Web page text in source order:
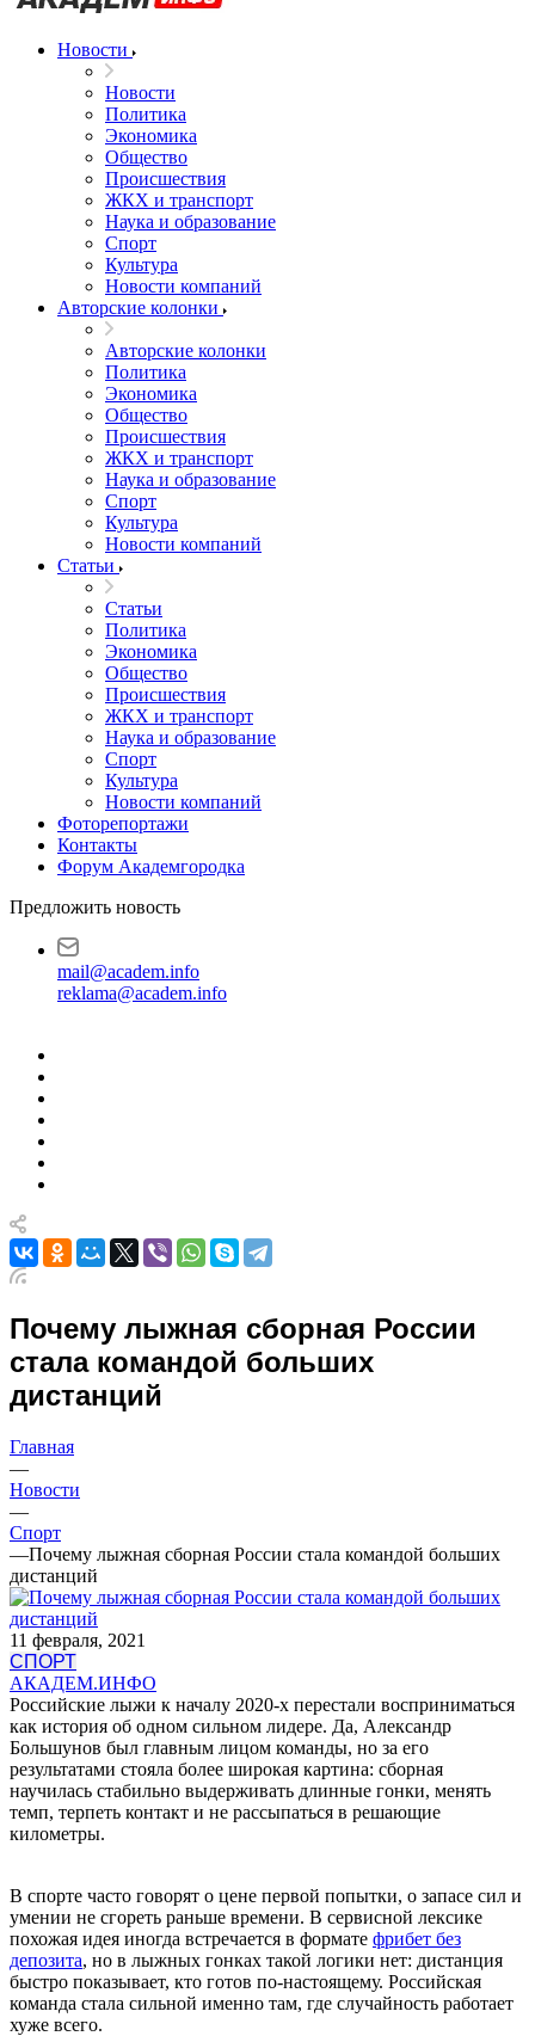
Новости
Новости
Политика
Экономика
Общество
Происшествия
ЖКХ и транспорт
Наука и образование
Спорт
Культура
Новости компаний
Авторские колонки
Авторские колонки
Политика
Экономика
Общество
Происшествия
ЖКХ и транспорт
Наука и образование
Спорт
Культура
Новости компаний
Статьи
Статьи
Политика
Экономика
Общество
Происшествия
ЖКХ и транспорт
Наука и образование
Спорт
Культура
Новости компаний
Фоторепортажи
Контакты
Форум Академгородка
Предложить новость
mail@academ.info
reklama@academ.info
Почему лыжная сборная России
стала командой больших
дистанций
Главная
—
Новости
—
Спорт
—Почему лыжная сборная России стала командой больших
дистанций
11 февраля, 2021
СПОРТ
АКАДЕМ.ИНФО
Российские лыжи к началу 2020-х перестали восприниматься
как история об одном сильном лидере. Да, Александр
Большунов был главным лицом команды, но за его
результатами стояла более широкая картина: сборная
научилась стабильно выдерживать длинные гонки, менять
темп, терпеть контакт и не рассыпаться в решающие
километры.
В спорте часто говорят о цене первой попытки, о запасе сил и
умении не сгореть раньше времени. В сервисной лексике
похожая идея иногда встречается в формате фрибет без
депозита, но в лыжных гонках такой логики нет: дистанция
быстро показывает, кто готов по-настоящему. Российская
команда стала сильной именно там, где случайность работает
хуже всего.